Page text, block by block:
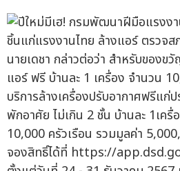
นายเดชา กล่าวต่อว่า สำหรับของข
แอร์ ฟรี บ้านละ 1 เครื่อง จำนวน
บริการล้างเครื่องปรับอากาศฟรีแก่
พักอาศัย ไม่เกิน 2 ชั้น บ้านละ 1เค
10,000 ครัวเรือน รวมมูลค่า
จองสิทธิ์ได้ที่ https://